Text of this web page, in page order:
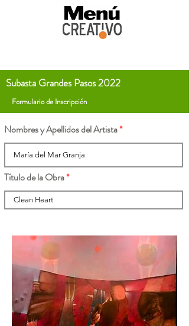
Subasta Grandes Pasos 2022
Formulario de Inscripción
Nombres y Apellidos del Artista
Título de la Obra